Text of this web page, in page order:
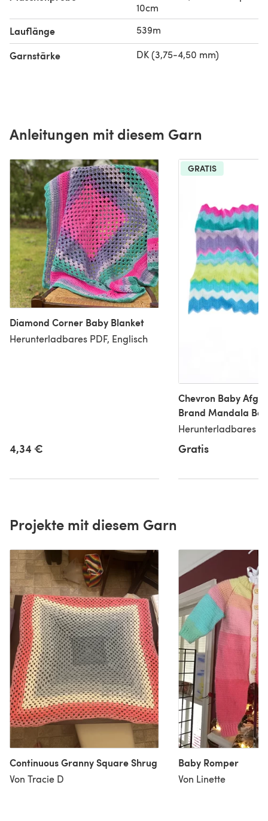
10cm
Lauflänge 539m
Garnstärke DK (3,75-4,50 mm)
Anleitungen mit diesem Garn
Diamond Corner Baby Blanket
Herunterladbares PDF, Englisch
4,34 €
GRATIS
Chevron Baby
Brand Mandala
Downloadable PDF
Herunterladbares
Gratis
Projekte mit diesem Garn
Continuous Granny Square Shrug
Von Tracie D
Baby Romper
Von Linette